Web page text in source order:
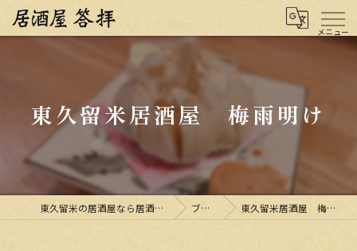
東久留米居酒屋 梅雨明け
東久留米の居酒屋なら居酒屋 答拝 ブログ 東久留米居酒屋 梅雨明け